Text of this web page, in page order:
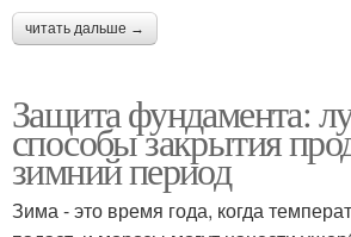
читать дальше →
Защита фундамента:
способы закрытия
зимний период
Зима - это время года, когда